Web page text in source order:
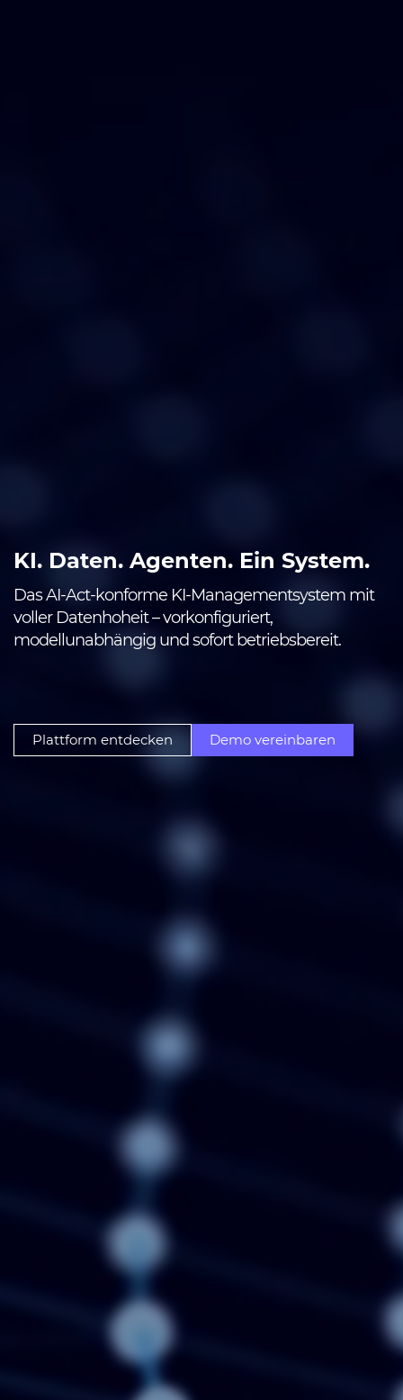
KI. Daten. Agenten. Ein System.
Das AI-Act-konforme KI-Managementsystem mit
voller Datenhoheit – vorkonfiguriert,
modellunabhängig und sofort betriebsbereit.
Plattform entdecken Demo vereinbaren